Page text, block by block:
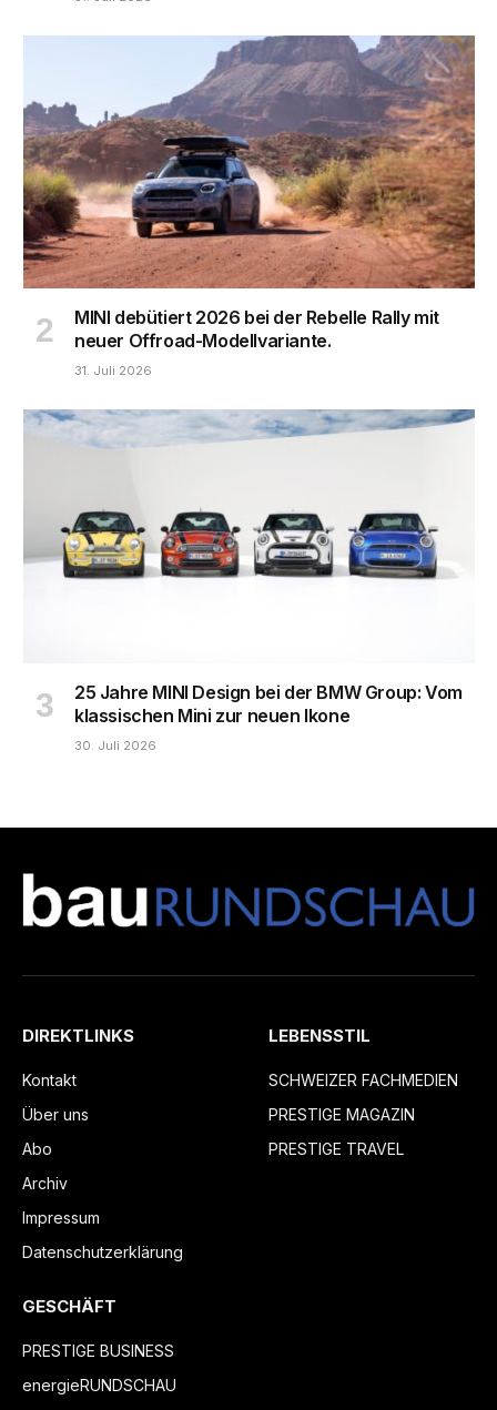
MINI debütiert 2026 bei der Rebelle Rally mit
neuer Offroad-Modellvariante.
31. Juli 2026
25 Jahre MINI Design bei der BMW Group: Vom
klassischen Mini zur neuen Ikone
30. Juli 2026
DIREKTLINKS
Kontakt
Über uns
Abo
Archiv
Impressum
Datenschutzerklärung
LEBENSSTIL
SCHWEIZER FACHMEDIEN
PRESTIGE MAGAZIN
PRESTIGE TRAVEL
GESCHÄFT
PRESTIGE BUSINESS
energieRUNDSCHAU